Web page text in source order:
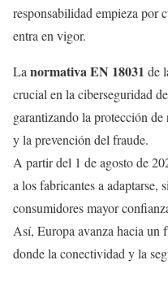
responsabilidad empieza por
entra en vigor.
Lanormativa EN 18031 de
crucial en la ciberseguridad
garantizando la protección
y la prevención del fraude.
A partir del 1 de agosto de
a los fabricantes a adaptarse,
consumidores mayor
Así, Europa avanza hacia un
donde la conectividad y la